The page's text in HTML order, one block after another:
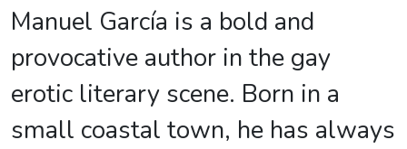
Manuel García is a bold and
provocative author in the gay
erotic literary scene. Born in a
small coastal town, he has always